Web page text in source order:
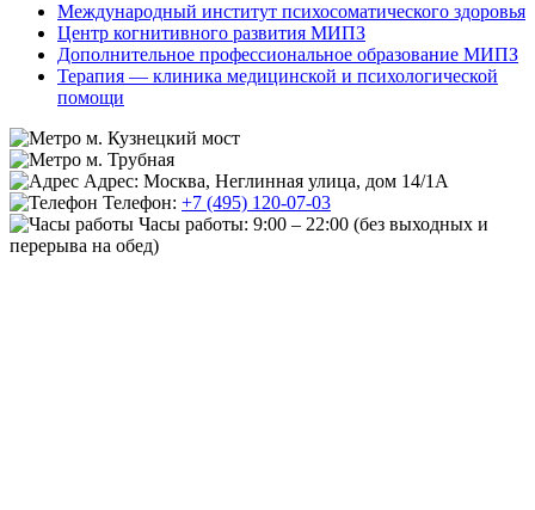
Международный институт психосоматического здоровья
Центр когнитивного развития МИПЗ
Дополнительное профессиональное образование МИПЗ
Терапия — клиника медицинской и психологической
помощи
м. Кузнецкий мост
м. Трубная
Адрес: Москва, Неглинная улица, дом 14/1А
Телефон: +7 (495) 120-07-03
Часы работы: 9:00 – 22:00 (без выходных и
перерыва на обед)